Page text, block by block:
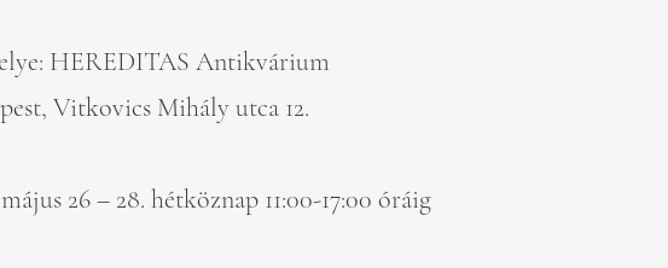
HEREDITAS Antikvárium
Vitkovics Mihály utca 12.
26 – 28. hétköznap 11:00-17:00 óráig